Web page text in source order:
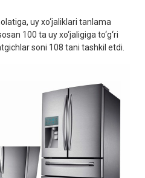
uy xo‘jaliklari tanlama
100 ta uy xo‘jaligiga to‘g‘ri
soni 108 tani tashkil etdi.